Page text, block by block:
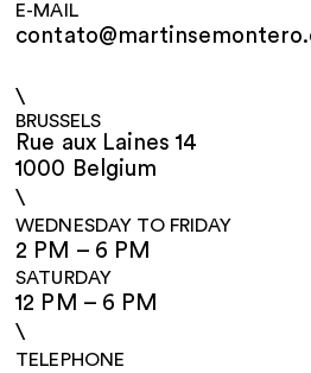
E-MAIL
\
BRUSSELS
Rue aux Laines 14
1000 Belgium
\
WEDNESDAY TO FRIDAY
2 PM – 6 PM
SATURDAY
12 PM – 6 PM
\
TELEPHONE